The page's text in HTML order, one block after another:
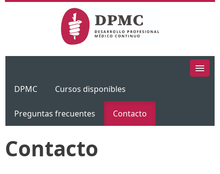
DPMC Cursos disponibles
Preguntas frecuentes Contacto
Contacto